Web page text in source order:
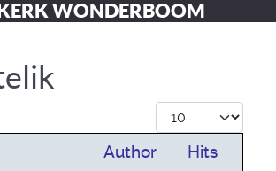
WONDERBOOM
Display #
Author Hits